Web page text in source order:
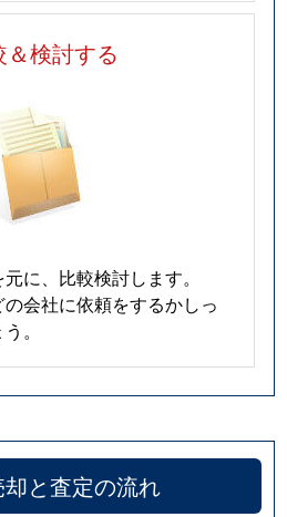
＆検討する
に、比較検討します。
会社に依頼をするかしっ
。
と査定の流れ